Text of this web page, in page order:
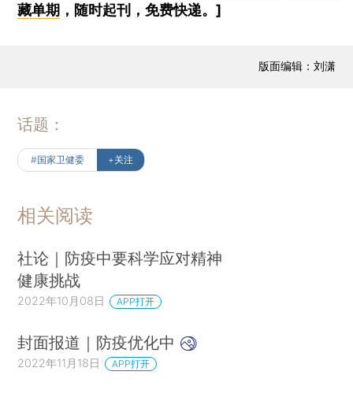
藏单期 ，随时起刊，免费快递。]
版面编辑：刘潇
话题：
#国家卫健委 +关注
相关阅读
社论｜防疫中要科学应对精神
健康挑战
2022年10月08日 APP打开
封面报道｜防疫优化中
2022年11月18日 APP打开